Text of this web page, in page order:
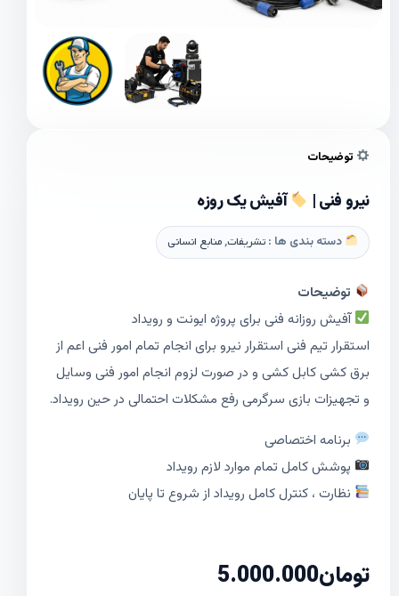
توضیحات
نیرو فنی | آفیش یک روزه
دسته بندی ها : تشریفات,منابع انسانی
توضیحات
آفیش روزانه فنی برای پروژه ایونت و رویداد
استقرار تیم فنی استقرار نیرو برای انجام تمام امور فنی اعم از
برق کشی کابل کشی و در صورت لزوم انجام امور فنی وسایل
و تجهیزات بازی سرگرمی رفع مشکلات احتمالی در حین رویداد.
برنامه اختصاصی
پوشش کامل تمام موارد لازم رویداد
نظارت ، کنترل کامل رویداد از شروع تا پایان
تومان5.000.000